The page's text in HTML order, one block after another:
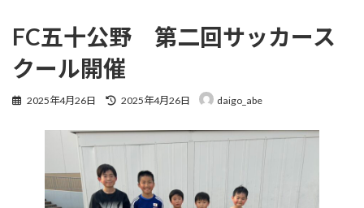
FC五十公野 第二回サッカース
クール開催
2025年4月26日
最
2025年4月26日 daigo_abe